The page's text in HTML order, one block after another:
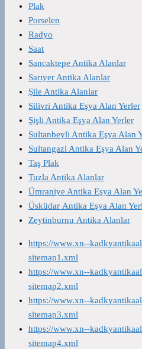
Plak
Porselen
Radyo
Saat
Sancaktepe Antika Alanlar
Sarıyer Antika Alanlar
Şile Antika Alanlar
Silivri Antika Eşya Alan Yerler
Şişli Antika Eşya Alan Yerler
Sultanbeyli Antika Eşya Alan
Sultangazi Antika Eşya Alan
Taş Plak
Tuzla Antika Alanlar
Ümraniye Antika Eşya Alan
Üsküdar Antika Eşya Alan
Zeytinburnu Antika Alanlar
https://www.xn--
sitemap1.xml
https://www.xn--
sitemap2.xml
https://www.xn--
sitemap3.xml
https://www.xn--
sitemap4.xml